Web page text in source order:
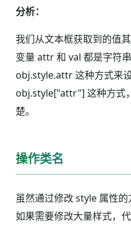
分析：
我们从文本框获取到的值
变量 attr 和 val 都是字符
obj.style.attr 这种方式来
obj.style["attr"] 这种方式
楚。
操作类名
虽然通过修改 style 属性
如果需要修改大量样式，